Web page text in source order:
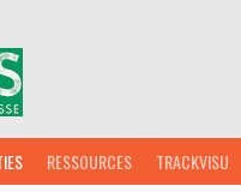
RESSOURCES TRACKVISU